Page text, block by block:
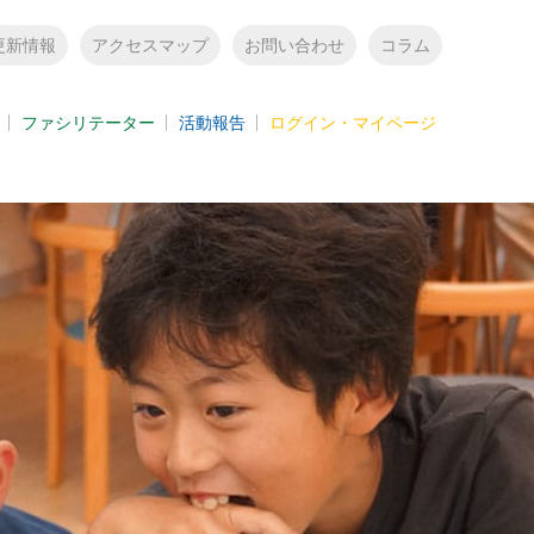
新情報 アクセスマップ お問い合わせ コラム
ファシリテーター 活動報告 ログイン・マイページ